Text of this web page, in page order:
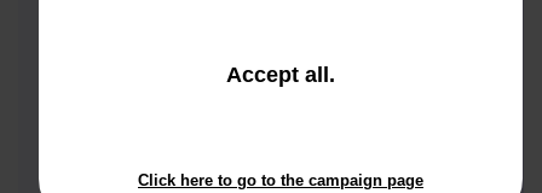
Februar 2024
Oktober 2023
Accept alland
.
Click here to go to the campaign page